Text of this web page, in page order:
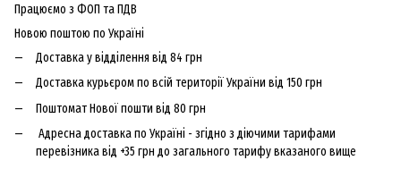
Працюємо з ФОП та ПДВ
Новою поштою по Україні
Доставка у відділення від 84 грн
Доставка курьєром по всій території України від 150 грн
Поштомат Нової пошти від 80 грн
Адресна доставка по Україні - згідно з діючими тарифами
перевізника від +35 грн до загального тарифу вказаного вище